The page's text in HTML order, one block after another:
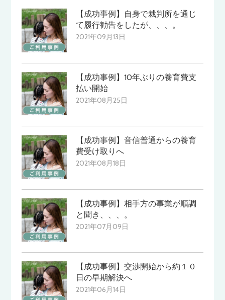
【成功事例】自身で裁判所を通じ
て履行勧告をしたが、、、。
2021年09月13日
【成功事例】10年ぶりの養育費支
払い開始
2021年08月25日
【成功事例】音信普通からの養育
費受け取りへ
2021年08月18日
【成功事例】相手方の事業が順調
と聞き、、、。
2021年07月09日
【成功事例】交渉開始から約１０
日の早期解決へ
2021年06月14日